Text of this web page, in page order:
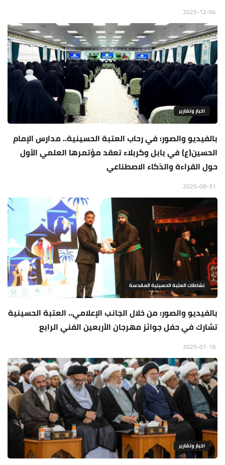
اخبار وتقارير
بالفيديو والصور: في رحاب العتبة الحسينية.. مدارس الإمام
الحسين(ع) في بابل وكربلاء تعقد مؤتمرها العلمي الأول
حول القراءة والذكاء الاصطناعي
نشاطات العتبة الحسينية المقدسة
بالفيديو والصور: من خلال الجانب الإعلامي.. العتبة الحسينية
تشارك في حفل جوائز مهرجان الأربعين الفني الرابع
اخبار وتقارير